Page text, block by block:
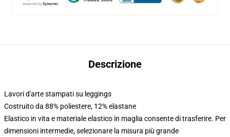
Descrizione
Lavori d'arte stampati su leggings
Costruito da 88% poliestere, 12% elastane
Elastico in vita e materiale elastico in maglia consente di trasferire. Per
dimensioni intermedie, selezionare la misura più grande